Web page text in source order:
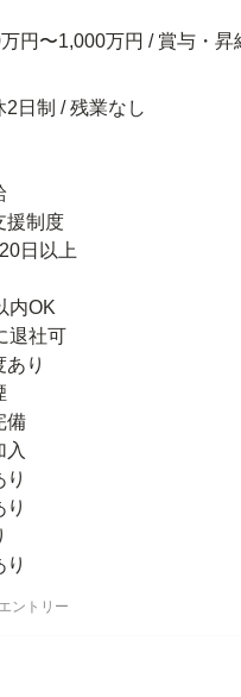
円〜1,000万円 / 賞与・昇
2日制 / 残業なし
援制度
日以上
内OK
退社可
り
備
入
ントリー